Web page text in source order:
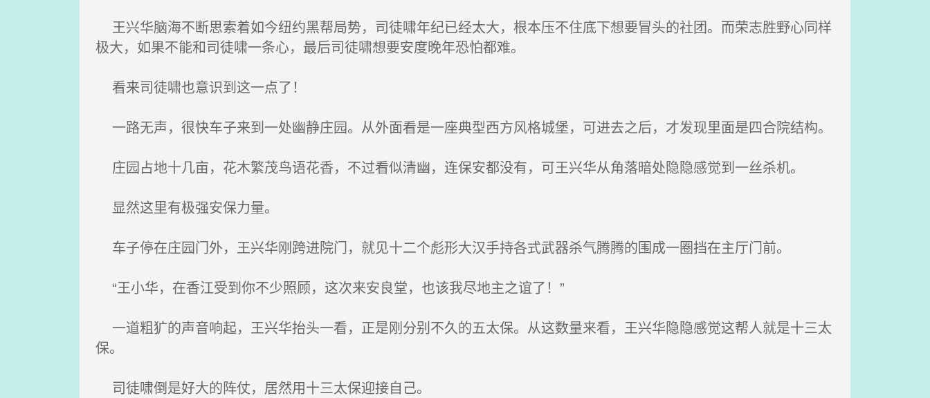
王兴华脑海不断思索着如今纽约黑帮局势，司徒啸年纪已经太大，根本压不住底下想要冒头的社团。而荣志胜野心同样
极大，如果不能和司徒啸一条心，最后司徒啸想要安度晚年恐怕都难。
看来司徒啸也意识到这一点了！
一路无声，很快车子来到一处幽静庄园。从外面看是一座典型西方风格城堡，可进去之后，才发现里面是四合院结构。
庄园占地十几亩，花木繁茂鸟语花香，不过看似清幽，连保安都没有，可王兴华从角落暗处隐隐感觉到一丝杀机。
显然这里有极强安保力量。
车子停在庄园门外，王兴华刚跨进院门，就见十二个彪形大汉手持各式武器杀气腾腾的围成一圈挡在主厅门前。
“王小华，在香江受到你不少照顾，这次来安良堂，也该我尽地主之谊了！”
一道粗犷的声音响起，王兴华抬头一看，正是刚分别不久的五太保。从这数量来看，王兴华隐隐感觉这帮人就是十三太
保。
司徒啸倒是好大的阵仗，居然用十三太保迎接自己。